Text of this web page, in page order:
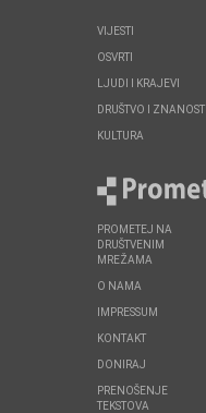
VIJESTI
OSVRTI
LJUDI I KRAJEVI
DRUŠTVO I ZNANOST
KULTURA
PROMETEJ NA
DRUŠTVENIM
MREŽAMA
O NAMA
IMPRESSUM
KONTAKT
DONIRAJ
PRENOŠENJE
TEKSTOVA